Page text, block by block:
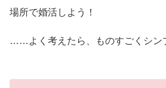
場所で婚活しよう！
……よく考えたら、ものすごくシン